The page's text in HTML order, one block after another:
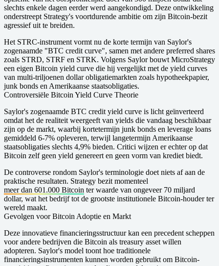
slechts enkele dagen eerder werd aangekondigd. Deze ontwikkeling
onderstreept Strategy's voortdurende ambitie om zijn Bitcoin-bezit
agressief uit te breiden.
Het STRC-instrument vormt nu de korte termijn van Saylor's
zogenaamde "BTC credit curve", samen met andere preferred shares
zoals STRD, STRF en STRK. Volgens Saylor bouwt MicroStrategy
een eigen Bitcoin yield curve die hij vergelijkt met de yield curves
van multi-triljoenen dollar obligatiemarkten zoals hypotheekpapier,
junk bonds en Amerikaanse staatsobligaties.
Controversiële Bitcoin Yield Curve Theorie
Saylor's zogenaamde BTC credit yield curve is licht geïnverteerd
omdat het de realiteit weergeeft van yields die vandaag beschikbaar
zijn op de markt, waarbij kortetermijn junk bonds en leverage loans
gemiddeld 6-7% opleveren, terwijl langetermijn Amerikaanse
staatsobligaties slechts 4,9% bieden. Critici wijzen er echter op dat
Bitcoin zelf geen yield genereert en geen vorm van krediet biedt.
De controverse rondom Saylor's terminologie doet niets af aan de
praktische resultaten. Strategy bezit momenteel
meer dan 601.000 Bitcoin ter waarde van ongeveer 70 miljard
dollar, wat het bedrijf tot de grootste institutionele Bitcoin-houder ter
wereld maakt.
Gevolgen voor Bitcoin Adoptie en Markt
Deze innovatieve financieringsstructuur kan een precedent scheppen
voor andere bedrijven die Bitcoin als treasury asset willen
adopteren. Saylor's model toont hoe traditionele
financieringsinstrumenten kunnen worden gebruikt om Bitcoin-